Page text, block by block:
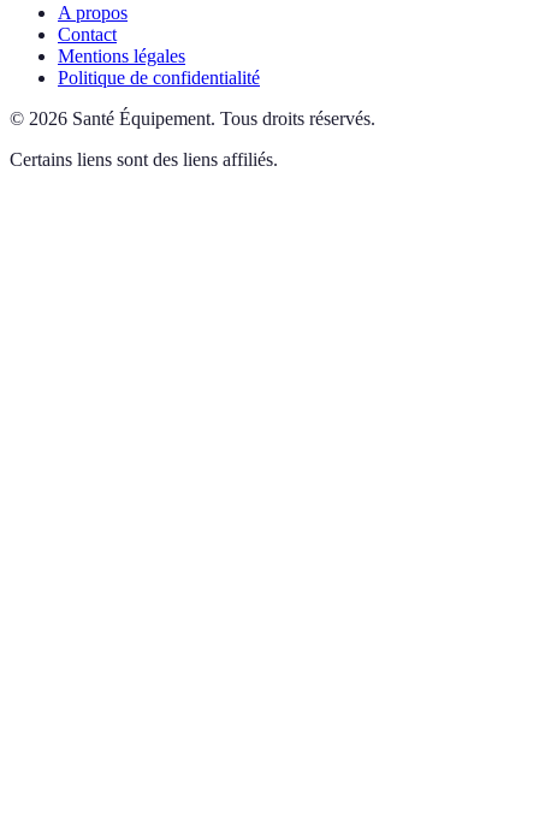
A propos
Contact
Mentions légales
Politique de confidentialité
© 2026 Santé Équipement. Tous droits réservés.
Certains liens sont des liens affiliés.